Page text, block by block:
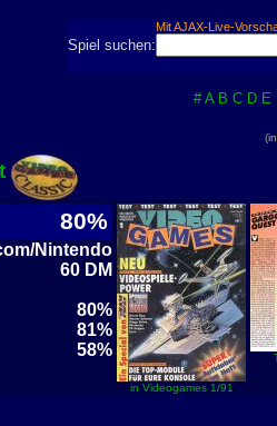
Mit AJAX-Live-
Spiel suchen:
# A B C D E
80%
Nintendo
60 DM
80%
81%
58%
in Videogames 1/91